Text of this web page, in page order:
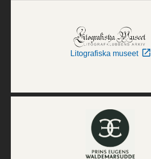
Litografiska museet